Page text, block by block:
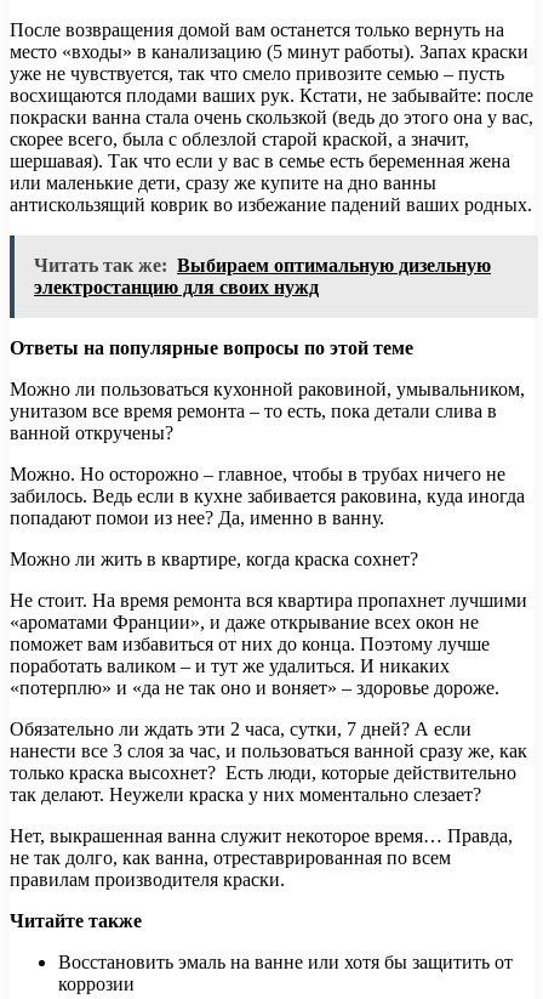
После возвращения домой вам останется только вернуть на
место «входы» в канализацию (5 минут работы). Запах краски
уже не чувствуется, так что смело привозите семью – пусть
восхищаются плодами ваших рук. Кстати, не забывайте: после
покраски ванна стала очень скользкой (ведь до этого она у вас,
скорее всего, была с облезлой старой краской, а значит,
шершавая). Так что если у вас в семье есть беременная жена
или маленькие дети, сразу же купите на дно ванны
антискользящий коврик во избежание падений ваших родных.
Читать так же: Выбираем оптимальную дизельную
электростанцию для своих нужд
Ответы на популярные вопросы по этой теме
Можно ли пользоваться кухонной раковиной, умывальником,
унитазом все время ремонта – то есть, пока детали слива в
ванной откручены?
Можно. Но осторожно – главное, чтобы в трубах ничего не
забилось. Ведь если в кухне забивается раковина, куда иногда
попадают помои из нее? Да, именно в ванну.
Можно ли жить в квартире, когда краска сохнет?
Не стоит. На время ремонта вся квартира пропахнет лучшими
«ароматами Франции», и даже открывание всех окон не
поможет вам избавиться от них до конца. Поэтому лучше
поработать валиком – и тут же удалиться. И никаких
«потерплю» и «да не так оно и воняет» – здоровье дороже.
Обязательно ли ждать эти 2 часа, сутки, 7 дней? А если
нанести все 3 слоя за час, и пользоваться ванной сразу же, как
только краска высохнет? Есть люди, которые действительно
так делают. Неужели краска у них моментально слезает?
Нет, выкрашенная ванна служит некоторое время… Правда,
не так долго, как ванна, отреставрированная по всем
правилам производителя краски.
Читайте также
Восстановить эмаль на ванне или хотя бы защитить от
коррозии